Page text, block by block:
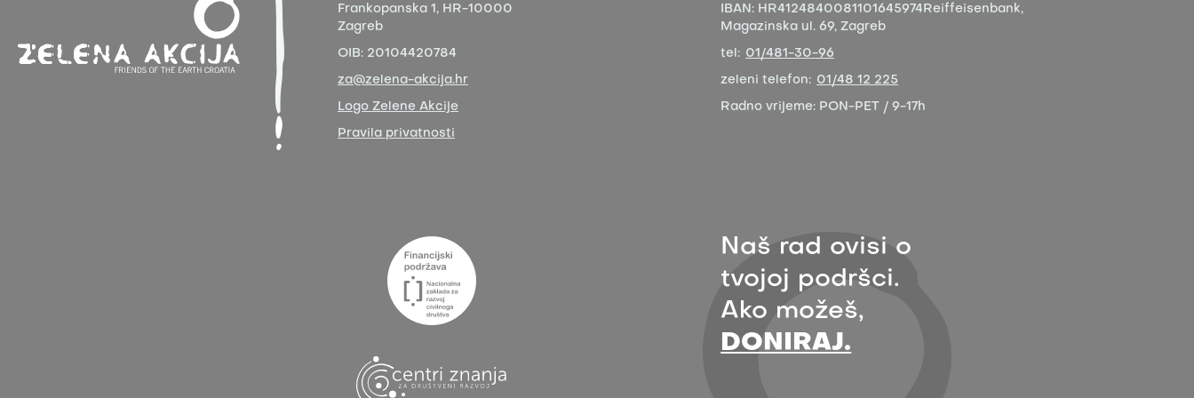
Frankopanska 1, HR-10000
Zagreb
OIB: 20104420784
za@zelena-akcija.hr
Logo Zelene Akcije
Pravila privatnosti
IBAN: HR4124840081101645974 Reiffeisenbank,
Magazinska ul. 69, Zagreb
tel: 01/481-30-96
zeleni telefon: 01/48 12 225
Radno vrijeme: PON-PET / 9-17h
Naš rad ovisi o
tvojoj podršci.
Ako možeš,
DONIRAJ.